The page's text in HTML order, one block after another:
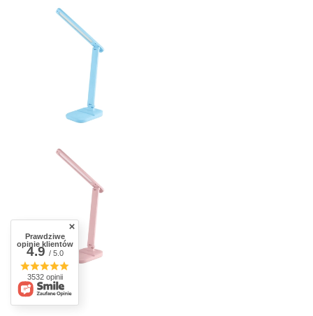
Więcej
Dostępne
Prawdziwe
opinie klientów
4.9/ 5.0
3532 opinii